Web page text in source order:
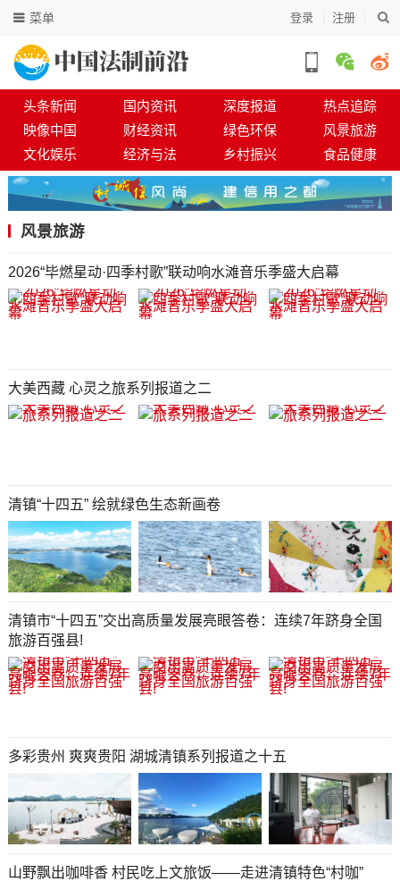
登录 注册
菜单
头条新闻 国内资讯 深度报道
热点追踪
映像中国
财经资讯 绿色环保
风景旅游
文化娱乐
经济与法 乡村振兴 食品健康
风景旅游
2026“毕燃星动·四季村歌”联动响水滩音乐季盛大启幕
大美西藏 心灵之旅系列报道之二
清镇“十四五” 绘就绿色生态新画卷
清镇市“十四五”交出高质量发展亮眼答卷：连续7年跻身全国
旅游百强县!
多彩贵州 爽爽贵阳 湖城清镇系列报道之十五
山野飘出咖啡香 村民吃上文旅饭——走进清镇特色“村咖”